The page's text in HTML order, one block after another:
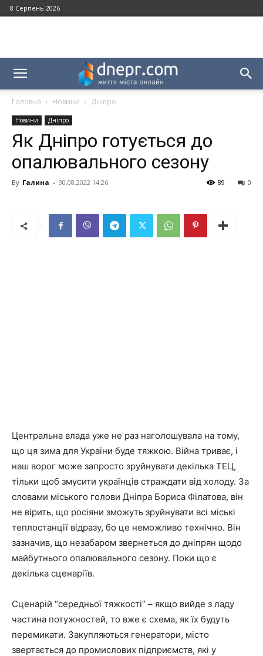
8 Серпень 2026
Головна Новини Дніпро
Новини Дніпро
Як Дніпро готується до
опалювального сезону
By Галина - 30.08.2022 14:26 0
89
Центральна влада уже не раз наголошувала на тому,
що ця зима для України буде тяжкою. Війна триває, і
наш ворог може запросто зруйнувати декілька ТЕЦ,
тільки щоб змусити українців страждати від холоду. За
словами міського голови Дніпра Бориса Філатова, він
не вірить, що росіяни зможуть зруйнувати всі міські
теплостанції відразу, бо це неможливо технічно. Він
зазначив, що незабаром звернеться до дніпрян щодо
майбутнього опалювального сезону. Поки що є
декілька сценаріїв.
Сценарій “середньої тяжкості” – якщо вийде з ладу
частина потужностей, то вже є схема, як їх будуть
перемикати. Закупляються генератори, місто
звертається до промислових підприємств, які у